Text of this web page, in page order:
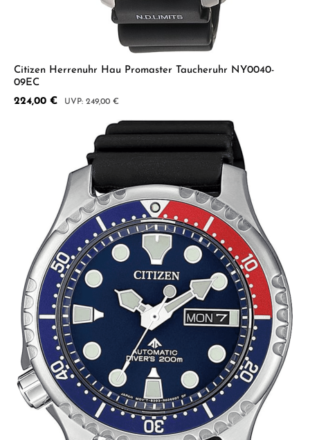
Citizen Herrenuhr Hau Promaster Taucheruhr NY0040-
09EC
Verkaufspreis:
224,00 € Regulärer Preis:
249,00 €